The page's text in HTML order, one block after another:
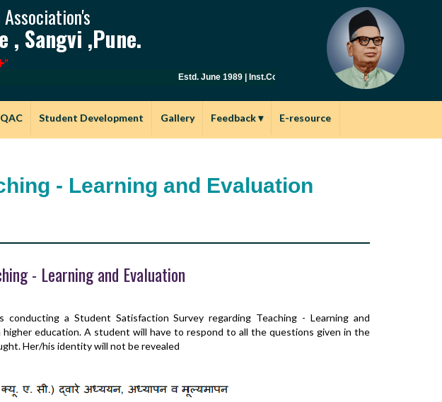
, Sangvi ,Pune.
"
Estd. June 1989 | Inst.Code: AYU0149 | Affiliated to Savitribai Phule
Student Development Gallery Feedback▾ E-resource
- Learning and Evaluation
- Learning and Evaluation
a Student Satisfaction Survey regarding Teaching - Learning and
education. A student will have to respond to all the questions given in the
Her/his identity will not be revealed